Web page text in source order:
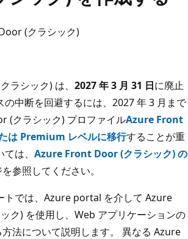
(クラシック)
ラシック) は、 2027 年 3 月 31 日に廃止
の中断を回避するには、2027 年 3 月まで
(クラシック) プロファイルAzure Front
は Premium レベルに移行することが重
は、 Azure Front Door (クラシック) の
参照してください。
トでは、Azure portal を介して Azure
ク) を使用し、Web アプリケーションの
法について説明します。 異なる Azure